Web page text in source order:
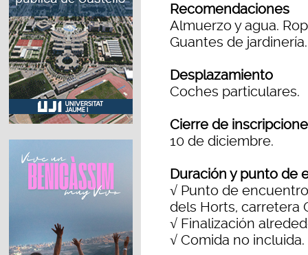
Recomendaciones
Almuerzo y agua.
Guantes de jardinería.
Desplazamiento
Coches particulares.
Cierre de
10 de diciembre.
Duración y punto de
√ Punto de
dels Horts, carretera
√ Finalización
√ Comida no incluida.